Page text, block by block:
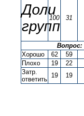
Доли
групп
100 31
Хорошо
62 59
Плохо
19 22
Затр.
ответить
19 19